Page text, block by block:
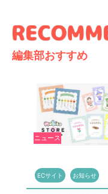
編集部おすすめ
ニュース
ECサイト お知らせ